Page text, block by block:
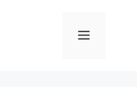
Меню